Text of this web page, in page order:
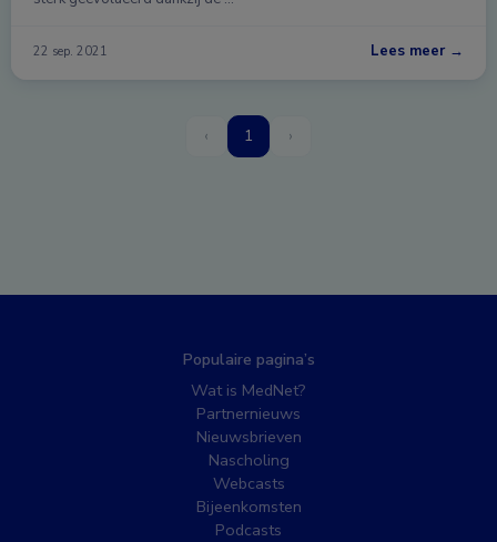
22 sep. 2021 Lees meer →
‹ 1 ›
Populaire pagina’s
Wat is MedNet?
Partnernieuws
Nieuwsbrieven
Nascholing
Webcasts
Bijeenkomsten
Podcasts